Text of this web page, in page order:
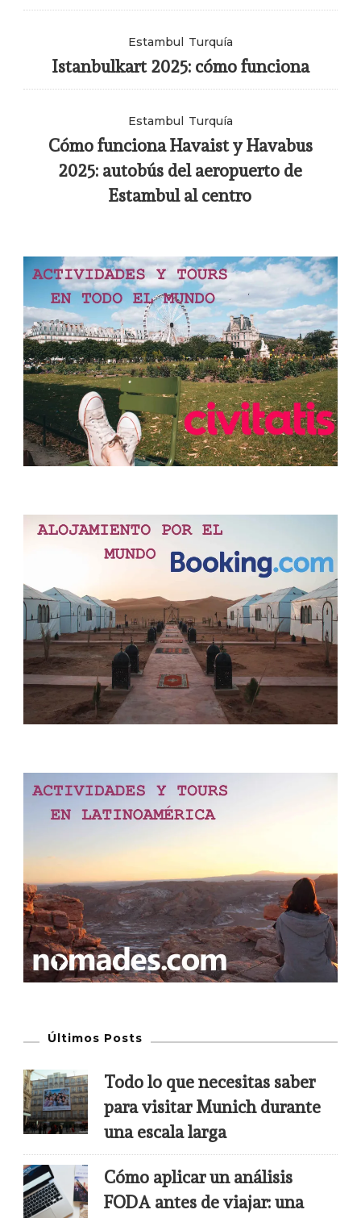
Estambul Turquía
Istanbulkart 2025: cómo funciona
Estambul Turquía
Cómo funciona Havaist y Havabus
2025: autobús del aeropuerto de
Estambul al centro
Últimos Posts
Todo lo que necesitas saber
para visitar Munich durante
una escala larga
Cómo aplicar un análisis
FODA antes de viajar: una